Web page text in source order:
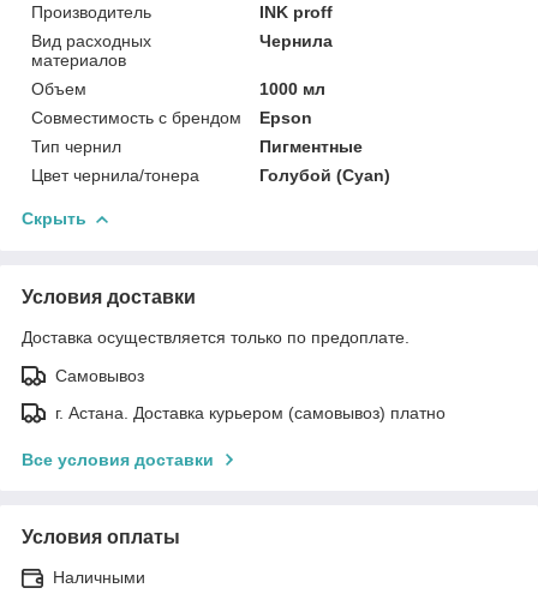
Производитель
INK proff
Вид расходных
материалов
Чернила
Объем
1000 мл
Совместимость с брендом
Epson
Тип чернил
Пигментные
Цвет чернила/тонера
Голубой (Cyan)
Скрыть
Условия доставки
Доставка осуществляется только по предоплате.
Самовывоз
г. Астана. Доставка курьером (самовывоз) платно
Все условия доставки
Условия оплаты
Наличными